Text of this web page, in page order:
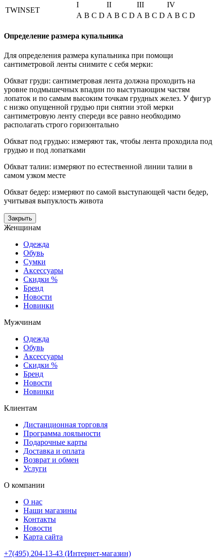
TWINSET
I II III
IV
A B C D A B C D A B C D A B C D
Определение размера купальника
Для определения размера купальника при помощи
сантиметровой ленты снимите с себя мерки:
Обхват груди: сантиметровая лента должна проходить на
уровне подмышечных впадин по выступающим частям
лопаток и по самым высоким точкам грудных желез. У фигур
с низко опущенной грудью при снятии этой мерки
сантиметровую ленту спереди все равно необходимо
располагать строго горизонтально
Обхват под грудью: измеряют так, чтобы лента проходила под
грудью и под лопатками
Обхват талии: измеряют по естественной линии талии в
самом узком месте
Обхват бедер: измеряют по самой выступающей части бедер,
учитывая выпуклость живота
Закрыть
Женщинам
Одежда
Обувь
Сумки
Аксессуары
Скидки %
Бренд
Новости
Новинки
Мужчинам
Одежда
Обувь
Аксессуары
Скидки %
Бренд
Новости
Новинки
Клиентам
Дистанционная торговля
Программа лояльности
Подарочные карты
Доставка и оплата
Возврат и обмен
Услуги
О компании
О нас
Наши магазины
Контакты
Новости
Карта сайта
+7(495) 204-13-43 (Интернет-магазин)